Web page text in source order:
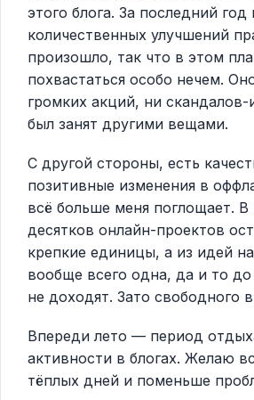
этого блога. За последний
количественных улучшений
произошло, так что в этом
похвастаться особо нечем.
громких акций, ни скандалов-
был занят другими вещами.
С другой стороны, есть
позитивные изменения в
всё больше меня поглощает. В
десятков онлайн-проектов
крепкие единицы, а из идей
вообще всего одна, да и то
не доходят. Зато свободного
Впереди лето — период
активности в блогах. Желаю
тёплых дней и поменьше